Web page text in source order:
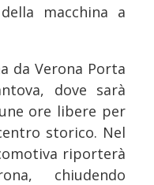
macchina a
da Verona Porta
dove sarà
ore libere per
storico. Nel
riporterà
chiudendo